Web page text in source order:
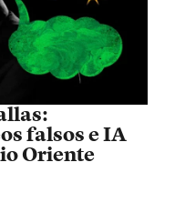
falsos e IA
Oriente